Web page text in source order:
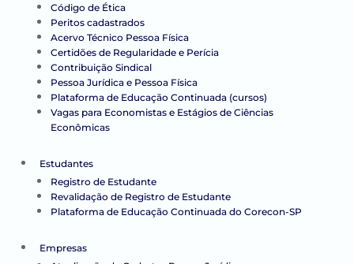
Código de Ética
Peritos cadastrados
Acervo Técnico Pessoa Física
Certidões de Regularidade e Perícia
Contribuição Sindical
Pessoa Jurídica e Pessoa Física
Plataforma de Educação Continuada (cursos)
Vagas para Economistas e Estágios de Ciências
Econômicas
Estudantes
Registro de Estudante
Revalidação de Registro de Estudante
Plataforma de Educação Continuada do Corecon-SP
Empresas